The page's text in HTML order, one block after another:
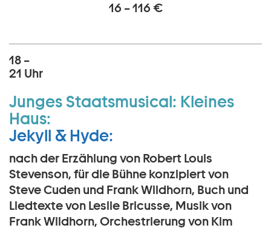
16 – 116 €
18 –
21 Uhr
Junges Staatsmusical: Kleines
Haus:
Jekyll & Hyde:
nach der Erzählung von Robert Louis
Stevenson, für die Bühne konzipiert von
Steve Cuden und Frank Wildhorn, Buch und
Liedtexte von Leslie Bricusse, Musik von
Frank Wildhorn, Orchestrierung von Kim